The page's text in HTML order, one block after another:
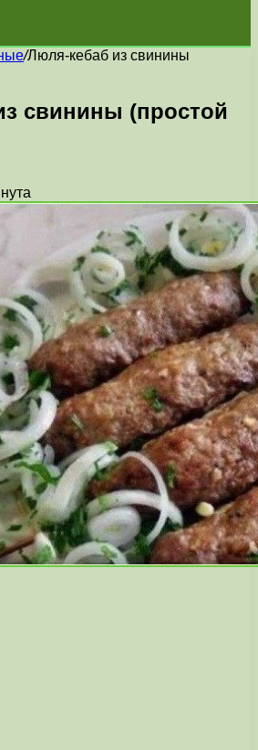
/Люля-кебаб из свинины
свинины (простой